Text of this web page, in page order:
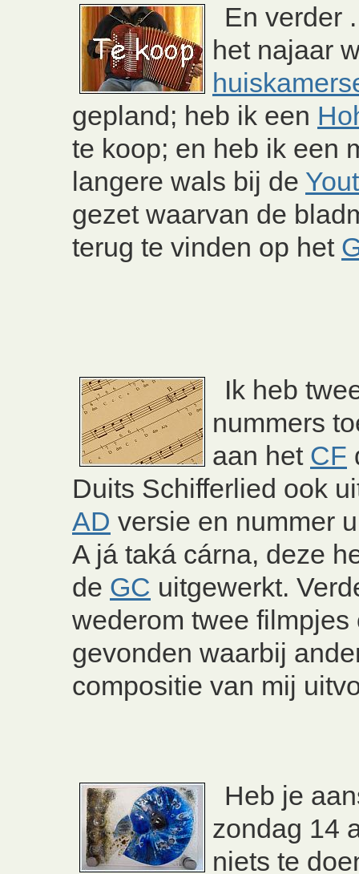
En verder
het najaar
gepland; heb ik een
te koop; en heb ik een
langere wals bij de
gezet waarvan de
terug te vinden op het
Ik heb
nummers
aan het CF
Duits Schifferlied ook
AD versie en nummer
A já taká cárna, deze
de GC uitgewerkt.
wederom twee
gevonden waarbij
compositie van mij
Heb je
zondag 14
niets te